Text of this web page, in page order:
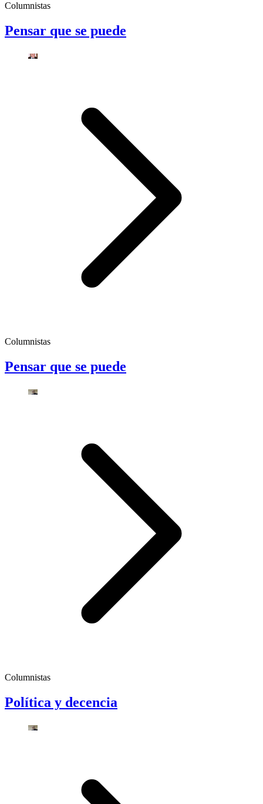
Columnistas
Pensar que se puede
Columnistas
Pensar que se puede
Columnistas
Política y decencia